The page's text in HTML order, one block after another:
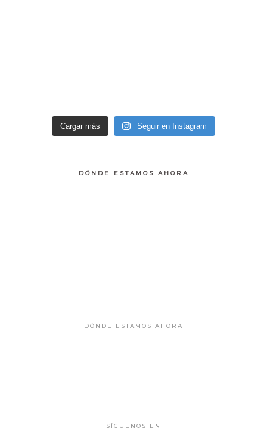
Cargar más Seguir en Instagram
DÓNDE ESTAMOS AHORA
DÓNDE ESTAMOS AHORA
SÍGUENOS EN